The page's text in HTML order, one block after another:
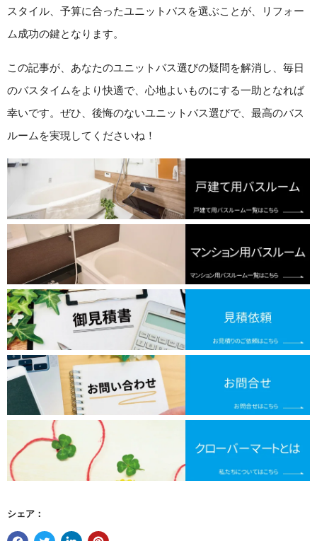
スタイル、予算に合ったユニットバスを選ぶことが、リフォー
ム成功の鍵となります。
この記事が、あなたのユニットバス選びの疑問を解消し、毎日
のバスタイムをより快適で、心地よいものにする一助となれば
幸いです。ぜひ、後悔のないユニットバス選びで、最高のバス
ルームを実現してくださいね！
シェア：